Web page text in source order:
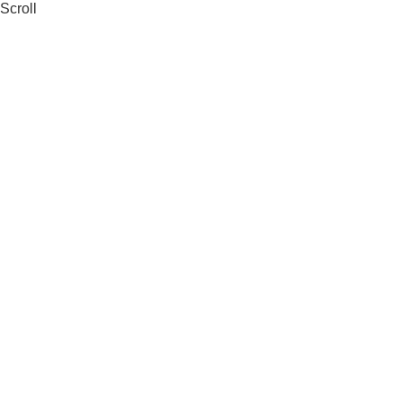
Scroll